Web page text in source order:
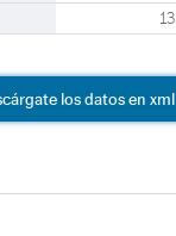
13
los datos en xml